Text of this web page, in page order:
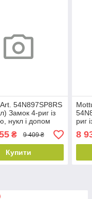
54N897SP8RS
Замок 4-риг із
нукл і допом
₴ 9 409 ₴
Купити
риг
8